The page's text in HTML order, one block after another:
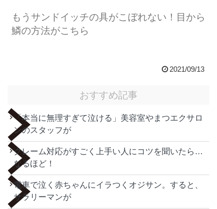
もうサンドイッチの具がこぼれない！目から
鱗の方法がこちら
2021/09/13
おすすめ記事
「本当に無理すぎて泣ける」美容室やまつエクサロ
ンのスタッフが
クレーム対応がすごく上手い人にコツを聞いたら…
なるほど！
電車で泣く赤ちゃんにイラつくオジサン。すると、
サラリーマンが